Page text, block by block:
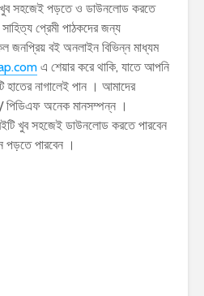
সহজেই পড়তে ও ডাউনলোড করতে
প্রেমী পাঠকদের জন্য
জনপ্রিয় বই অনলাইন বিভিন্ন মাধ্যম
এ শেয়ার করে থাকি, যাতে আপনি
হাতের নাগালেই পান । আমাদের
পিডিএফ অনেক মানসম্পন্ন ।
খুব সহজেই ডাউনলোড করতে পারবেন
পড়তে পারবেন ।